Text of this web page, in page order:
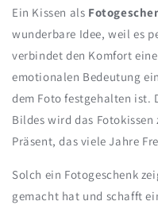
Ein Kissen als
wunderbare Idee, weil es
verbindet den Komfort
emotionalen Bedeutung
dem Foto festgehalten ist.
Bildes wird das
Präsent, das viele Jahre
Solch ein Fotogeschenk
gemacht hat und schafft